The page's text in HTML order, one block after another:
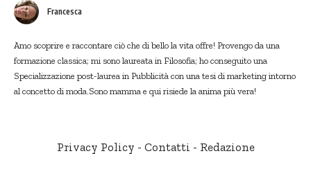
Francesca
Amo scoprire e raccontare ciò che di bello la vita offre! Provengo da una
formazione classica; mi sono laureata in Filosofia; ho conseguito una
Specializzazione post-laurea in Pubblicità con una tesi di marketing intorno
al concetto di moda.Sono mamma e qui risiede la anima più vera!
Privacy Policy - Contatti - Redazione